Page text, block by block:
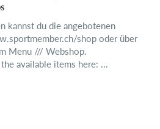
kannst du die angebotenen
shop oder über
Menu /// Webshop.
available items here: ...